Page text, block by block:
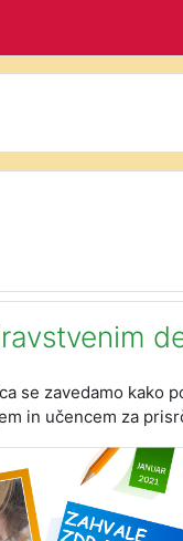
se zavedamo kako
in učencem za